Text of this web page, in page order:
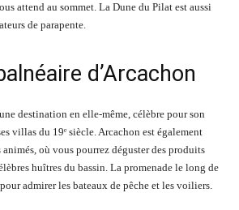
attend au sommet. La Dune du Pilat est aussi
de parapente.
d’Arcachon
destination en elle-même, célèbre pour son
villas du 19ᵉ siècle. Arcachon est également
animés, où vous pourrez déguster des produits
huîtres du bassin. La promenade le long de
admirer les bateaux de pêche et les voiliers.